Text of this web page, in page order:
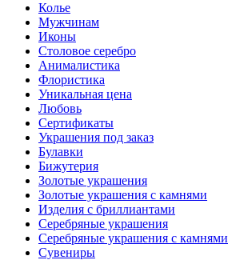
Колье
Мужчинам
Иконы
Столовое серебро
Анималистика
Флористика
Уникальная цена
Любовь
Сертификаты
Украшения под заказ
Булавки
Бижутерия
Золотые украшения
Золотые украшения с камнями
Изделия с бриллиантами
Серебряные украшения
Серебряные украшения с камнями
Сувениры